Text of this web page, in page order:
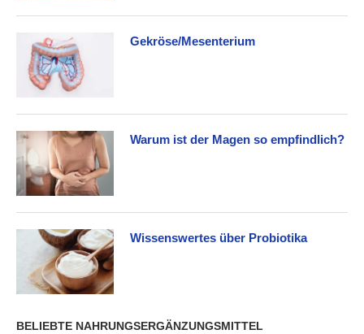
Gekröse/Mesenterium
Warum ist der Magen so empfindlich?
Wissenswertes über Probiotika
BELIEBTE NAHRUNGSERGÄNZUNGSMITTEL